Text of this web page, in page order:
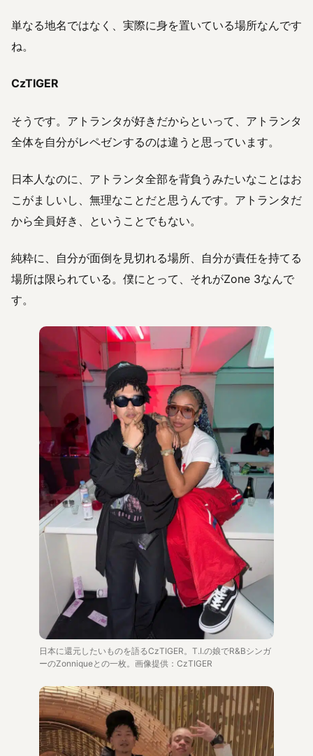
単なる地名ではなく、実際に身を置いている場所なんです
ね。
CzTIGER
そうです。アトランタが好きだからといって、アトランタ
全体を自分がレペゼンするのは違うと思っています。
日本人なのに、アトランタ全部を背負うみたいなことはお
こがましいし、無理なことだと思うんです。アトランタだ
から全員好き、ということでもない。
純粋に、自分が面倒を見切れる場所、自分が責任を持てる
場所は限られている。僕にとって、それがZone 3なんで
す。
日本に還元したいものを語るCzTIGER。T.I.の娘でR&Bシンガ
ーのZonniqueとの一枚。画像提供：CzTIGER